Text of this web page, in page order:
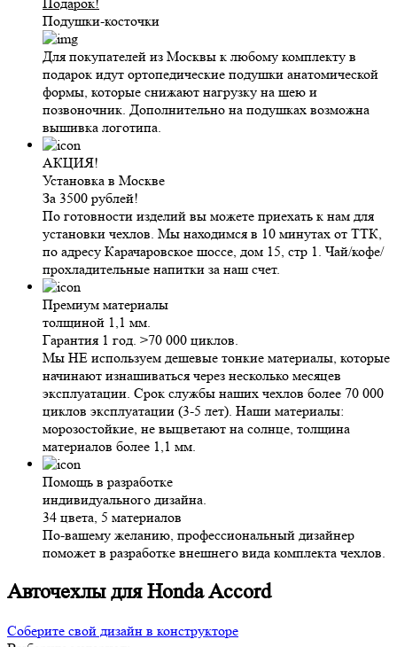
Подушки-косточки
Для покупателей из Москвы к любому комплекту в
подарок идут ортопедические подушки анатомической
формы, которые снижают нагрузку на шею и
позвоночник. Дополнительно на подушках возможна
вышивка логотипа.
АКЦИЯ!
Установка в Москве
За 3500 рублей!
По готовности изделий вы можете приехать к нам для
установки чехлов. Мы находимся в 10 минутах от ТТК,
по адресу Карачаровское шоссе, дом 15, стр 1. Чай/кофе/
прохладительные напитки за наш счет.
Премиум материалы
толщиной 1,1 мм.
Гарантия 1 год. >70 000 циклов.
Мы НЕ используем дешевые тонкие материалы, которые
начинают изнашиваться через несколько месяцев
эксплуатации. Срок службы наших чехлов более 70 000
циклов эксплуатации (3-5 лет). Наши материалы:
морозостойкие, не выцветают на солнце, толщина
материалов более 1,1 мм.
Помощь в разработке
индивидуального дизайна.
34 цвета, 5 материалов
По-вашему желанию, профессиональный дизайнер
поможет в разработке внешнего вида комплекта чехлов.
Авточехлы для Honda Accord
Соберите свой дизайн в конструкторе